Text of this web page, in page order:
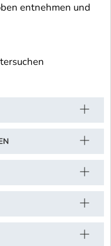
entnehmen und